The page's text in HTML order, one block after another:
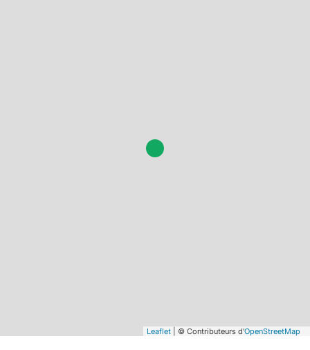
Leaflet | © Contributeurs d'OpenStreetMap